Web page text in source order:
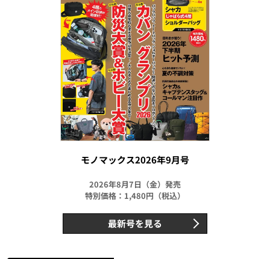
モノマックス2026年9月号
2026年8月7日（金）発売
特別価格：1,480円（税込）
最新号を見る